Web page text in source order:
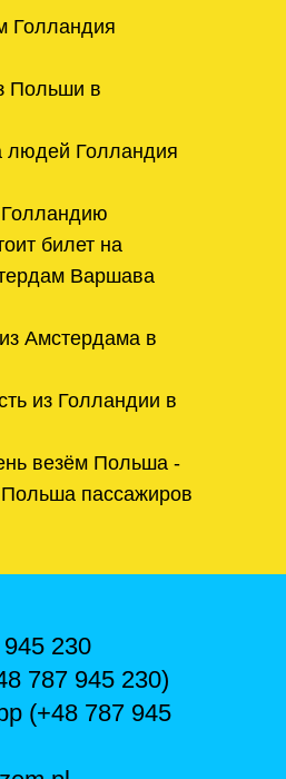
Голландия
Польши в
людей Голландия
билет на
Варшава
Амстердама в
из Голландии в
везём Польша -
пассажиров
230
787 945 230)
(+48 787 945